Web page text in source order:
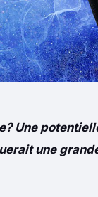
Une
une